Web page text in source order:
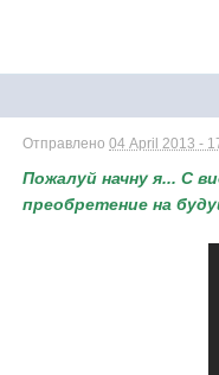
Отправлено04 April 2013 -
Пожалуй начну я... С
преобретение на